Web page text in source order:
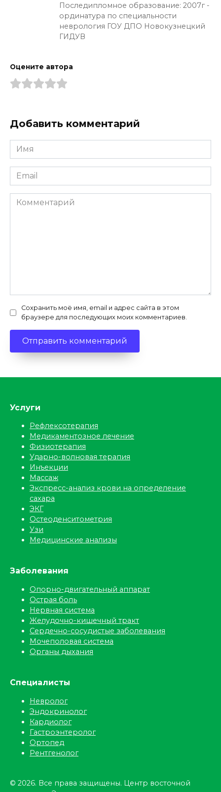
Последипломное образование: 2007г -
ординатура по специальности
неврология ГОУ ДПО Новокузнецкий
ГИДУВ
Оцените автора
Добавить комментарий
Имя
*
Email
*
Комментарий
Сохранить моё имя, email и адрес сайта в этом
браузере для последующих моих комментариев.
Услуги
Рефлексотерапия
Медикаментозное лечение
Физиотерапия
Ударно-волновая терапия
Инъекции
Массаж
Экспресс-анализ крови на определение
сахара
ЭКГ
Остеоденситометрия
Узи
Медицинские анализы
Заболевания
Опорно-двигательный аппарат
Острая боль
Нервная система
Желудочно-кишечный тракт
Сердечно-сосудистые заболевания
Мочеполовая система
Органы дыхания
Специалисты
Невролог
Эндокринолог
Кардиолог
Гастроэнтеролог
Ортопед
Рентгенолог
© 2026. Все права защищены. Центр восточной